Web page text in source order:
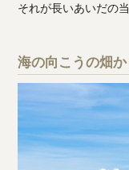
それが長いあいだの
海の向こうの畑か